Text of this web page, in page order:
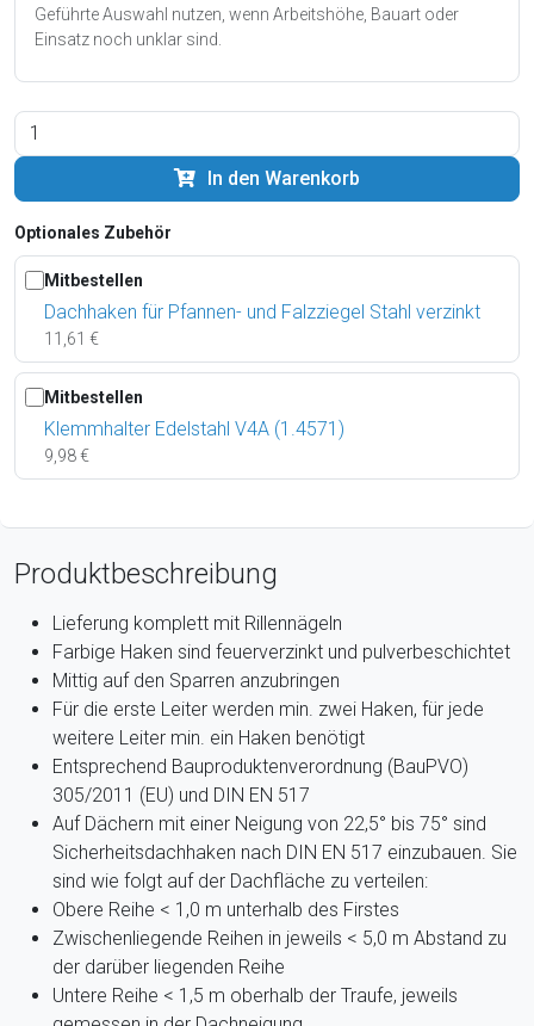
Geführte Auswahl nutzen, wenn Arbeitshöhe, Bauart oder
Einsatz noch unklar sind.
In den Warenkorb
Optionales Zubehör
Mitbestellen
Dachhaken für Pfannen- und Falzziegel Stahl verzinkt
11,61 €
Mitbestellen
Klemmhalter Edelstahl V4A (1.4571)
9,98 €
Produktbeschreibung
Lieferung komplett mit Rillennägeln
Farbige Haken sind feuerverzinkt und pulverbeschichtet
Mittig auf den Sparren anzubringen
Für die erste Leiter werden min. zwei Haken, für jede
weitere Leiter min. ein Haken benötigt
Entsprechend Bauproduktenverordnung (BauPVO)
305/2011 (EU) und DIN EN 517
Auf Dächern mit einer Neigung von 22,5° bis 75° sind
Sicherheitsdachhaken nach DIN EN 517 einzubauen. Sie
sind wie folgt auf der Dachfläche zu verteilen:
Obere Reihe < 1,0 m unterhalb des Firstes
Zwischenliegende Reihen in jeweils < 5,0 m Abstand zu
der darüber liegenden Reihe
Untere Reihe < 1,5 m oberhalb der Traufe, jeweils